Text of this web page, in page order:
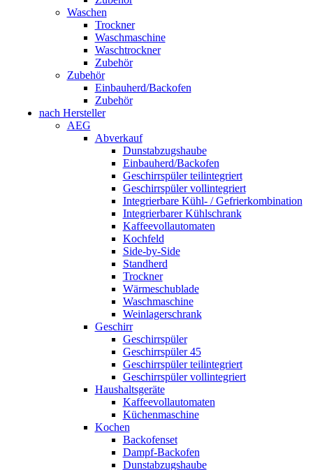
Waschen
Trockner
Waschmaschine
Waschtrockner
Zubehör
Zubehör
Einbauherd/Backofen
Zubehör
nach Hersteller
AEG
Abverkauf
Dunstabzugshaube
Einbauherd/Backofen
Geschirrspüler teilintegriert
Geschirrspüler vollintegriert
Integrierbare Kühl- / Gefrierkombination
Integrierbarer Kühlschrank
Kaffeevollautomaten
Kochfeld
Side-by-Side
Standherd
Trockner
Wärmeschublade
Waschmaschine
Weinlagerschrank
Geschirr
Geschirrspüler
Geschirrspüler 45
Geschirrspüler teilintegriert
Geschirrspüler vollintegriert
Haushaltsgeräte
Kaffeevollautomaten
Küchenmaschine
Kochen
Backofenset
Dampf-Backofen
Dunstabzugshaube